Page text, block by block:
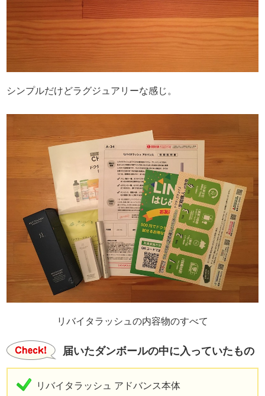
シンプルだけどラグジュアリーな感じ。
リバイタラッシュの内容物のすべて
届いたダンボールの中に入っていたもの
リバイタラッシュ アドバンス本体